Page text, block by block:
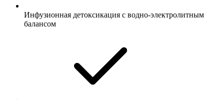
Инфузионная детоксикация с водно-электролитным
балансом